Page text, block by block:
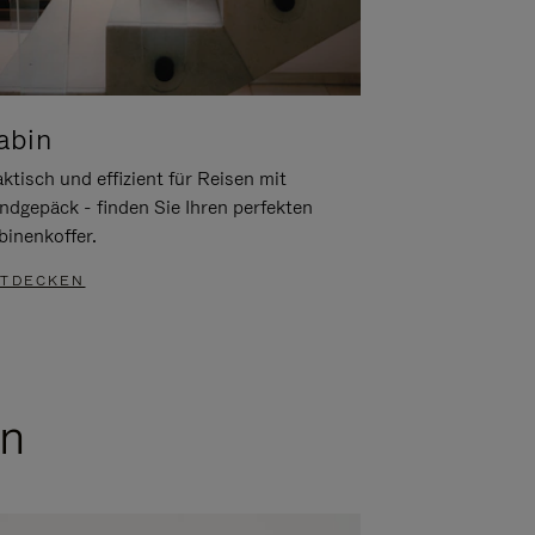
und effizient für Reisen mit
- finden Sie Ihren perfekten